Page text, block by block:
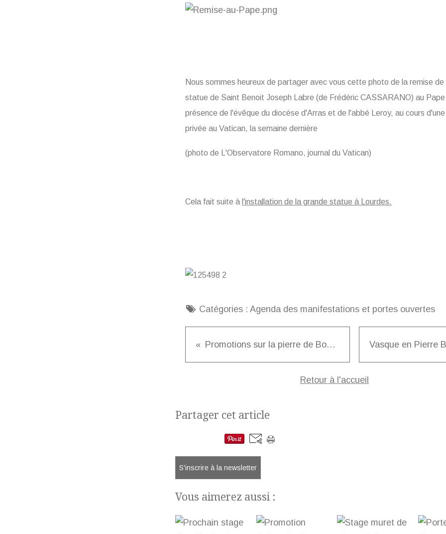
Nous sommes heureux de partager avec vous cette photo de la remise
statue de Saint Benoit Joseph Labre (de Frédéric CASSARANO) au Pape
présence de l'évêque du diocèse d'Arras et de l'abbé Leroy, au cours
privée au Vatican, la semaine dernière
(photo de L'Observatore Romano, journal du Vatican)
Cela fait suite à l'installation de la grande statue à Lourdes.
Catégories :Agenda des manifestations et portes ouvertes
Promotions sur la pierre de Bourgogne prolongées
Retour à l'accueil
Partager cet article
S'inscrire à la newsletter
Vous aimerez aussi :